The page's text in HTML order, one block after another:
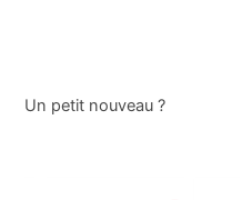
Un petit nouveau ?